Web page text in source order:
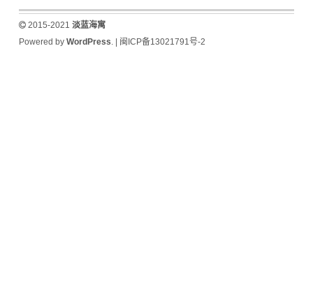
2015-2021 淡蓝海寓
Powered by WordPress. | 闽ICP备13021791号-2